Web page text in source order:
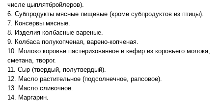
числе цыплятбройлеров).
6. Субпродукты мясные пищевые (кроме субпродуктов из птицы).
7. Консервы мясные.
8. Изделия колбасные вареные.
9. Колбаса полукопченая, варено-копченая.
10. Молоко коровье пастеризованное и кефир из коровьего молока,
сметана, творог.
11. Сыр (твердый, полутвердый).
12. Масло растительное (подсолнечное, рапсовое).
13. Масло сливочное.
14. Маргарин.